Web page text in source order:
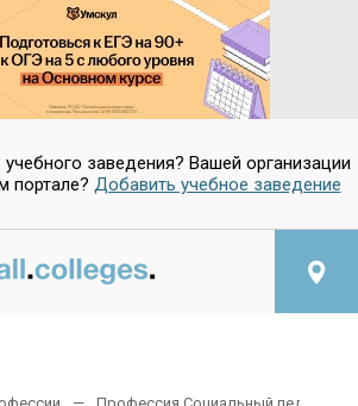
заведения? Вашей организации
портале? Добавить учебное заведение